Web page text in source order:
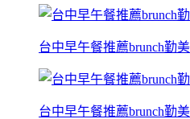
台中早午餐推薦brunch勤
台中早午餐推薦brunch勤